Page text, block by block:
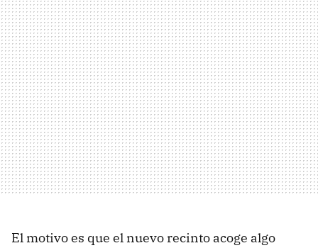
El motivo es que el nuevo recinto acoge algo